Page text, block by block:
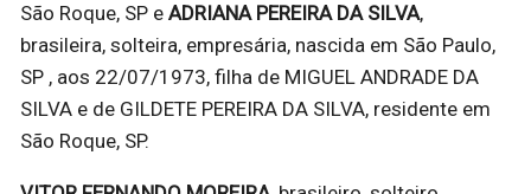
São Roque, SP e ADRIANA PEREIRA DA SILVA,
brasileira, solteira, empresária, nascida em São Paulo,
SP , aos 22/07/1973, filha de MIGUEL ANDRADE DA
SILVA e de GILDETE PEREIRA DA SILVA, residente em
São Roque, SP.